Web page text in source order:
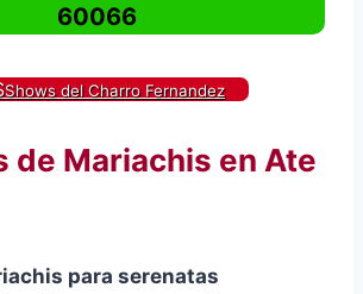
60066
Shows del Charro Fernandez
de Mariachis en Ate
para serenatas